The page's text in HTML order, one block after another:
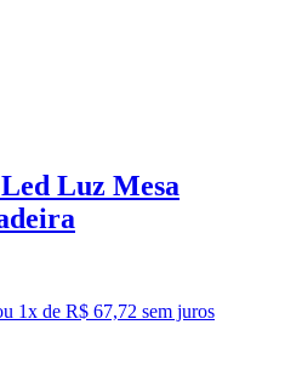
Luz Mesa
1x de R$ 67,72 sem juros